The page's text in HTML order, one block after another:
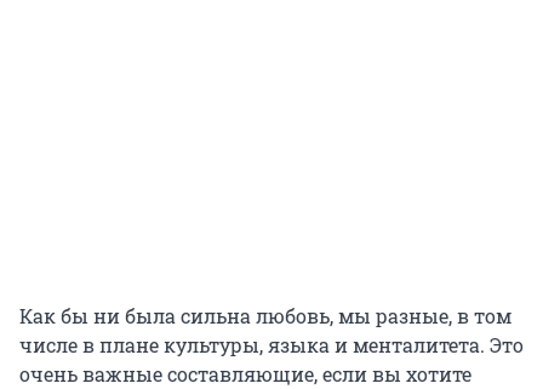
Как бы ни была сильна любовь, мы разные, в том
числе в плане культуры, языка и менталитета. Это
очень важные составляющие, если вы хотите